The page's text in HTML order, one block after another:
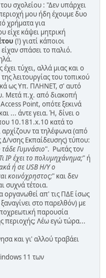
σχολείου : "Δεν υπάρχει
μου ήδη έχουμε δυο
χρήματα για
είχε κάψει μητρική
(!) γιατί κάποιοι
σπάσει το παλιό.
τύχει, αλλά μιας και ο
λειτουργίας του τοπικού
ως Υπ. ΠΛΗΝΕΤ, σ' αυτό
Μετά π.χ. από διακοπή
Point, οπότε ξεκινά
... άντε γεια. Ή, δίνει ο
10.181.x.10 κατά το
τα τηλέφωνα (από
νσης Εκπαίδευσης) τύπου:
Γυμνάσιο". Ρωτάς τον
Τι IP έχει το πολυμηχάνημα;" ή
ή σε USB Η/Υ ο
κοινόχρηστος;" και δεν
συχνά τέτοια.
οργανωθεί απ' τις ΠΔΕ ίσως
στο παρελθόν) με
παρουσία
περιοχής; Λέω εγώ τώρα...
και γι' αλλού τραβάει
11 των